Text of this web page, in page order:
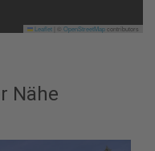
Leaflet OpenStreetMapcontributors
Nähe